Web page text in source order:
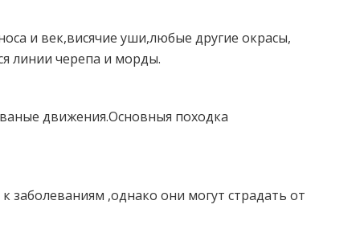
и век,висячие уши,любые другие окрасы,
линии черепа и морды.
движения.Основныя походка
заболеваниям ,однако они могут страдать от